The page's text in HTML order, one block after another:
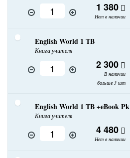
1 380
Нет в наличии
English World 1 TB
Книга учителя
2 300
В наличии
больше 3 шт
English World 1 TB +eBook Pk
Книга учителя
4 480
Нет в наличии